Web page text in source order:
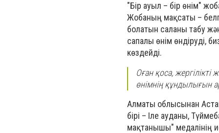
"Бір ауыл – бір өнім"
Жобаның мақсаты –
болатын саланы табу
сапалы өнім өндіруді,
көздейді.
Оған қоса,
өнімнің құндылығын
Алматы облысынан
бірі – Іле ауданы,
мақтанышы" медалінің